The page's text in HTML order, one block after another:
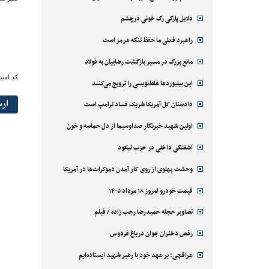
دلایل پارگی رگ خونی درچشم
راهبرد فعلی ما حفظ تنگه هرمز است
مانع بزرگ در مسیر بازگشت رضاییان به فولاد
این بیلبوردها غلط‌نویسی را ترویج می‌کنند
دادستان کل آمریکا شریک فساد ترامپ است
اولین شهید خبرنگار صداوسیما از دل حماسه و خون
آشفتگی داخلی در حزب لیکود
وحشت پهلوی از روی کار آمدن دموکرات‌ها در آمریکا
قیمت خودرو امروز ۱۸ مرداد ۱۴۰۵
تصاویر حجله حمیدرضا رجب زاده / فیلم
رقص دختران جوان درباغ فردوس
عراقچی: بر عهد خود با رهبر شهید ایستاده‌ایم
کد